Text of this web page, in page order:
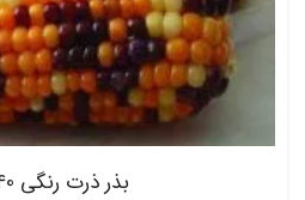
بذر ذرت رنگی 40 درصد